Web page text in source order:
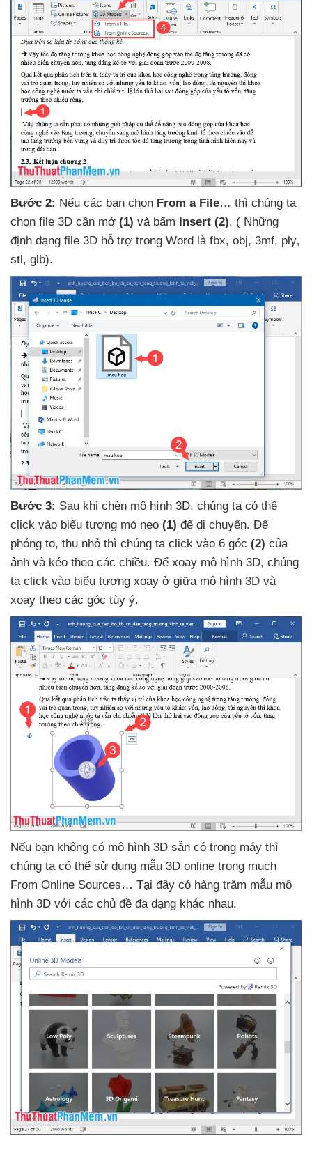
Bước 2: Nếu các bạn chọn From a File… thì chúng ta
chọn file 3D cần mở (1) và bấm Insert (2). ( Những
định dạng file 3D hỗ trợ trong Word là fbx, obj, 3mf, ply,
stl, glb).
Bước 3: Sau khi chèn mô hình 3D, chúng ta có thể
click vào biểu tượng mỏ neo (1) để di chuyển. Để
phóng to, thu nhỏ thì chúng ta click vào 6 góc (2) của
ảnh và kéo theo các chiều. Để xoay mô hình 3D, chúng
ta click vào biểu tượng xoay ở giữa mô hình 3D và
xoay theo các góc tùy ý.
Nếu bạn không có mô hình 3D sẵn có trong máy thì
chúng ta có thể sử dụng mẫu 3D online trong much
From Online Sources… Tại đây có hàng trăm mẫu mô
hình 3D với các chủ đề đa dạng khác nhau.